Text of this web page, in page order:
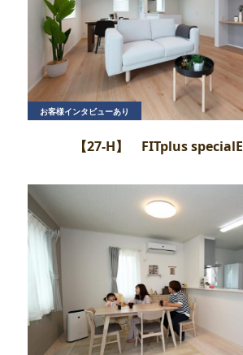
お客様インタビューあり
【27‐H】 FITplus